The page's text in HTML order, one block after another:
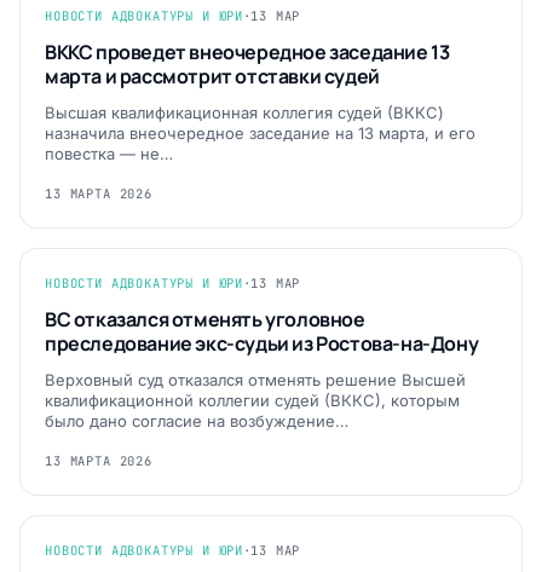
НОВОСТИ АДВОКАТУРЫ И ЮРИ · 13 МАР
ВККС проведет внеочередное заседание 13
марта и рассмотрит отставки судей
Высшая квалификационная коллегия судей (ВККС)
назначила внеочередное заседание на 13 марта, и его
повестка — не…
13 МАРТА 2026
НОВОСТИ АДВОКАТУРЫ И ЮРИ · 13 МАР
ВС отказался отменять уголовное
преследование экс-судьи из Ростова-на-Дону
Верховный суд отказался отменять решение Высшей
квалификационной коллегии судей (ВККС), которым
было дано согласие на возбуждение…
13 МАРТА 2026
НОВОСТИ АДВОКАТУРЫ И ЮРИ · 13 МАР